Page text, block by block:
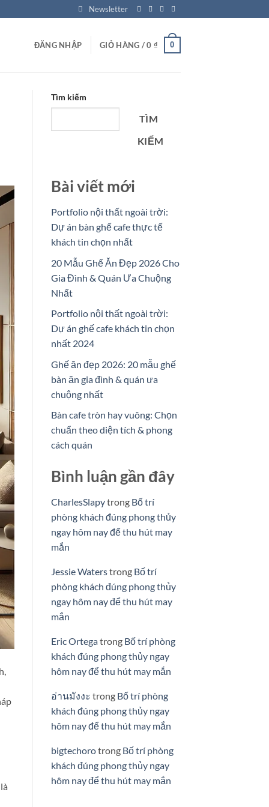
Newsletter
ĐĂNG NHẬP GIỎ HÀNG /0 ₫ 0
Tìm kiếm
TÌM
KIẾM
Bài viết mới
Portfolio nội thất ngoài trời:
Dự án bàn ghế cafe thực tế
khách tin chọn nhất
20 Mẫu Ghế Ăn Đẹp 2026 Cho
Gia Đình & Quán Ưa Chuộng
Nhất
Portfolio nội thất ngoài trời:
Dự án ghế cafe khách tin chọn
nhất 2024
Ghế ăn đẹp 2026: 20 mẫu ghế
bàn ăn gia đình & quán ưa
chuộng nhất
Bàn cafe tròn hay vuông: Chọn
chuẩn theo diện tích & phong
cách quán
Bình luận gần đây
CharlesSlapytrong Bố trí
phòng khách đúng phong thủy
ngay hôm nay để thu hút may
mắn
Jessie Waterstrong Bố trí
phòng khách đúng phong thủy
ngay hôm nay để thu hút may
mắn
Eric Ortegatrong Bố trí phòng
khách đúng phong thủy ngay
hôm nay để thu hút may mắn
อ่านมังงะ trong Bố trí phòng
khách đúng phong thủy ngay
hôm nay để thu hút may mắn
bigtechorotrong Bố trí phòng
khách đúng phong thủy ngay
hôm nay để thu hút may mắn